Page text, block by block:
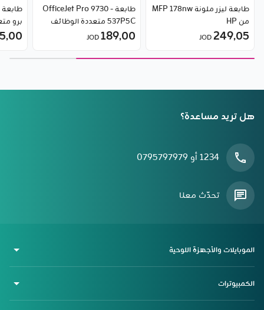
طابعة ليزر ملونة MFP 178nw
من HP
249٫05
طابعة OfficeJet Pro 9730 -
537P5C متعددة الوظائف
بتنسيق واسع من HP
189٫00JOD
برو
(7KW74A)
هل تريد مساعدة؟
1234 أو 0795797979
تحدّث معنا
الموبايلات والأجهزة اللوحية
الكمبيوترات